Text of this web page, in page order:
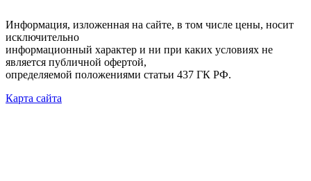
Информация, изложенная на сайте, в том числе цены, носит
исключительно
информационный характер и ни при каких условиях не
является публичной офертой,
определяемой положениями статьи 437 ГК РФ.
Карта сайта